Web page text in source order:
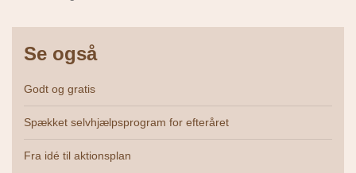
Se også
Godt og gratis
Spækket selvhjælpsprogram for efteråret
Fra idé til aktionsplan